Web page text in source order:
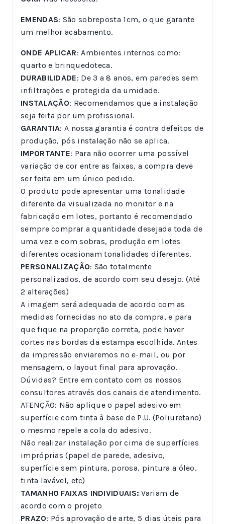
EMENDAS: São sobreposta 1cm, o que garante
um melhor acabamento.
ONDE APLICAR: Ambientes internos como:
quarto e brinquedoteca.
DURABILIDADE: De 3 a 8 anos, em paredes sem
infiltrações e protegida da umidade.
INSTALAÇÃO: Recomendamos que a instalação
seja feita por um profissional.
GARANTIA: A nossa garantia é contra defeitos de
produção, pós instalação não se aplica.
IMPORTANTE: Para não ocorrer uma possível
variação de cor entre as faixas, a compra deve
ser feita em um único pedido.
O produto pode apresentar uma tonalidade
diferente da visualizada no monitor e na
fabricação em lotes, portanto é recomendado
sempre comprar a quantidade desejada toda de
uma vez e com sobras, produção em lotes
diferentes ocasionam tonalidades diferentes.
PERSONALIZAÇÃO: São totalmente
personalizados, de acordo com seu desejo. (Até
2 alterações)
A imagem será adequada de acordo com as
medidas fornecidas no ato da compra, e para
que fique na proporção correta, pode haver
cortes nas bordas da estampa escolhida. Antes
da impressão enviaremos no e-mail, ou por
mensagem, o layout final para aprovação.
Dúvidas? Entre em contato com os nossos
consultores através dos canais de atendimento.
ATENÇÃO: Não aplique o papel adesivo em
superfície com tinta à base de P.U. (Poliuretano)
o mesmo repele a cola do adesivo.
Não realizar instalação por cima de superfícies
impróprias (papel de parede, adesivo,
superfície sem pintura, porosa, pintura a óleo,
tinta lavável, etc)
TAMANHO FAIXAS INDIVIDUAIS: Variam de
acordo com o projeto
PRAZO: Pós aprovação de arte, 5 dias úteis para